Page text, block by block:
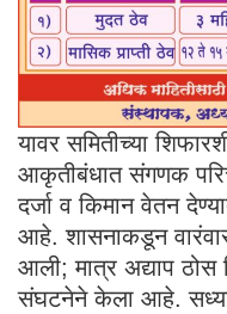
यावर समितीच्या
आकृतीबंधात संगणक
दर्जा व किमान वेतन
आहे. शासनाकडून
आली; मात्र अद्याप ठोस
संघटनेने केला आहे.